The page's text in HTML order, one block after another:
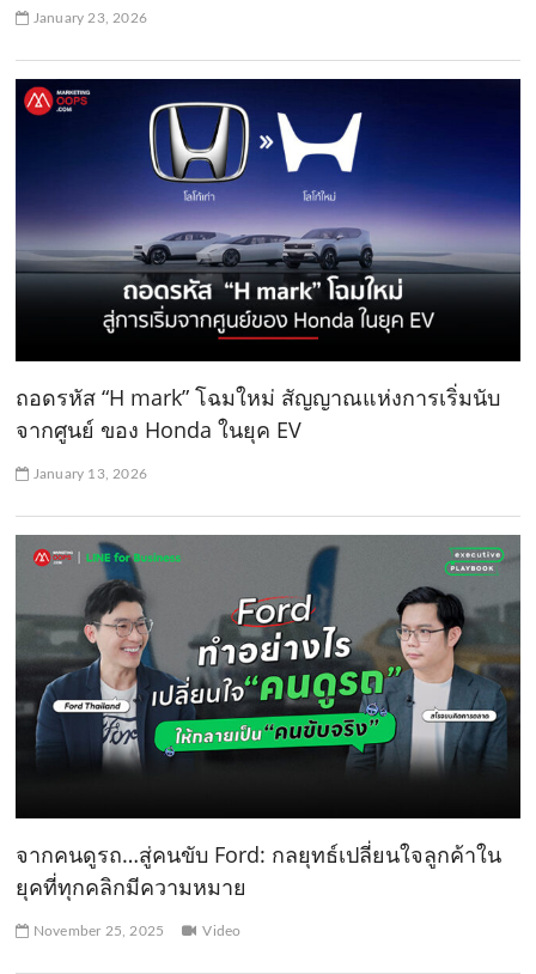
January 23, 2026
ถอดรหัส “H mark” โฉมใหม่ สัญญาณแห่งการเริ่มนับ
จากศูนย์ ของ Honda ในยุค EV
January 13, 2026
จากคนดูรถ…สู่คนขับ Ford: กลยุทธ์เปลี่ยนใจลูกค้าใน
ยุคที่ทุกคลิกมีความหมาย
November 25, 2025 Video